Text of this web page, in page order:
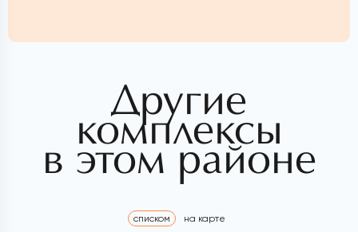
Другие
комплексы
в этом районе
списком на карте